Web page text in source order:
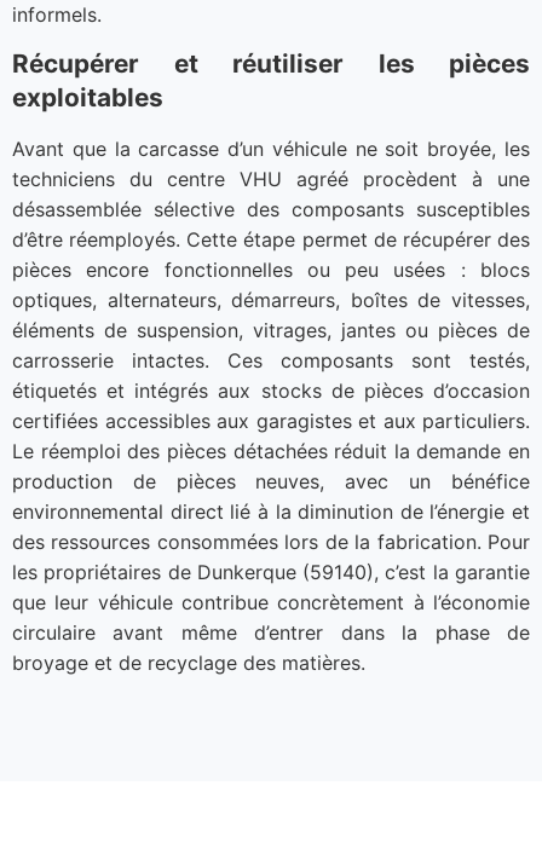
informels.
Récupérer et réutiliser les pièces
exploitables
Avant que la carcasse d’un véhicule ne soit broyée, les
techniciens du centre VHU agréé procèdent à une
désassemblée sélective des composants susceptibles
d’être réemployés. Cette étape permet de récupérer des
pièces encore fonctionnelles ou peu usées : blocs
optiques, alternateurs, démarreurs, boîtes de vitesses,
éléments de suspension, vitrages, jantes ou pièces de
carrosserie intactes. Ces composants sont testés,
étiquetés et intégrés aux stocks de pièces d’occasion
certifiées accessibles aux garagistes et aux particuliers.
Le réemploi des pièces détachées réduit la demande en
production de pièces neuves, avec un bénéfice
environnemental direct lié à la diminution de l’énergie et
des ressources consommées lors de la fabrication. Pour
les propriétaires de Dunkerque (59140), c’est la garantie
que leur véhicule contribue concrètement à l’économie
circulaire avant même d’entrer dans la phase de
broyage et de recyclage des matières.